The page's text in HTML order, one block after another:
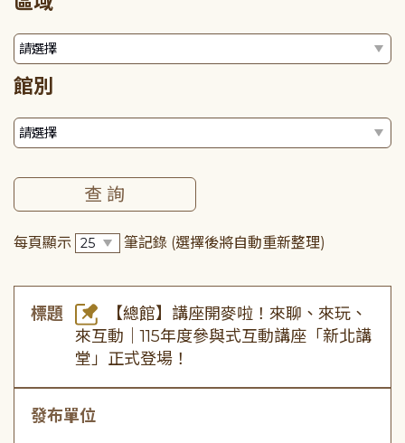
館別
每頁顯示 筆記錄 (選擇後將自動重新整理)
標題
【總館】講座開麥啦！來聊、來玩、
來互動｜115年度參與式互動講座「新北講
堂」正式登場！
發布單位